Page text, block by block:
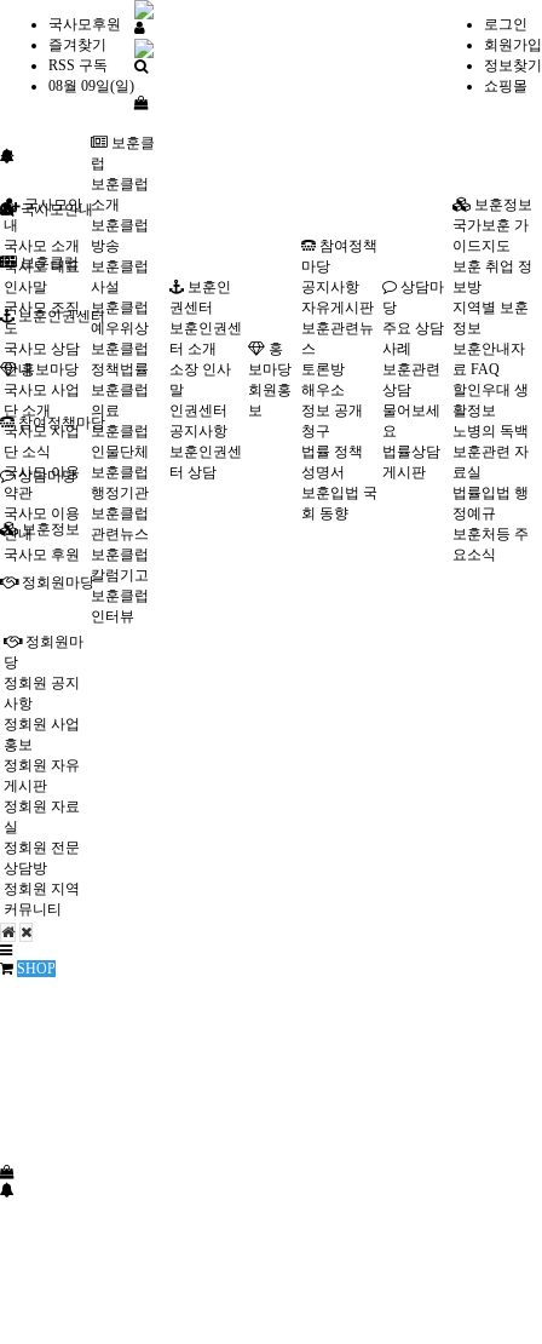
국사모후원
즐겨찾기
RSS 구독
08월 09일(일)
로그인
회원가입
정보찾기
쇼핑몰
국사모안내
보훈클럽
보훈인권센터
홍보마당
참여정책마당
상담마당
보훈정보
정회원마당
국사모안
내
국사모 소개
국사모 대표
인사말
국사모 조직
도
국사모 상담
안내
국사모 사업
단 소개
국사모 사업
단 소식
국사모 이용
약관
국사모 이용
안내
국사모 후원
보훈클
럽
보훈클럽
소개
보훈클럽
방송
보훈클럽
사설
보훈클럽
예우위상
보훈클럽
정책법률
보훈클럽
의료
보훈클럽
인물단체
보훈클럽
행정기관
보훈클럽
관련뉴스
보훈클럽
칼럼기고
보훈클럽
인터뷰
보훈인
권센터
보훈인권센
터 소개
소장 인사
말
인권센터
공지사항
보훈인권센
터 상담
홍
보마당
회원홍
보
참여정책
마당
공지사항
자유게시판
보훈관련뉴
스
토론방
해우소
정보 공개
청구
법률 정책
성명서
보훈입법 국
회 동향
상담마
당
주요 상담
사례
보훈관련
상담
물어보세
요
법률상담
게시판
보훈정보
국가보훈 가
이드지도
보훈 취업 정
보방
지역별 보훈
정보
보훈안내자
료 FAQ
할인우대 생
활정보
노병의 독백
보훈관련 자
료실
법률입법 행
정예규
보훈처등 주
요소식
정회원마
당
정회원 공지
사항
정회원 사업
홍보
정회원 자유
게시판
정회원 자료
실
정회원 전문
상담방
정회원 지역
커뮤니티
SHOP